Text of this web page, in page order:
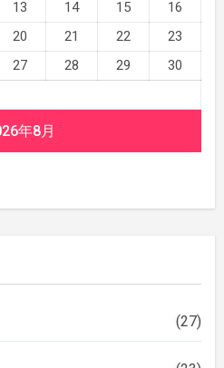
年8月
13 14 15
16
20 21 22
23
27 28 29
30
(27)